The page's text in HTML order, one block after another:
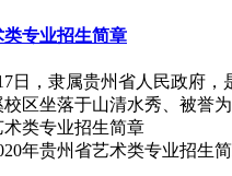
类专业招生简章
日，隶属贵州省人民政府
区坐落于山清水秀、被誉
年贵州省艺术类专业招生